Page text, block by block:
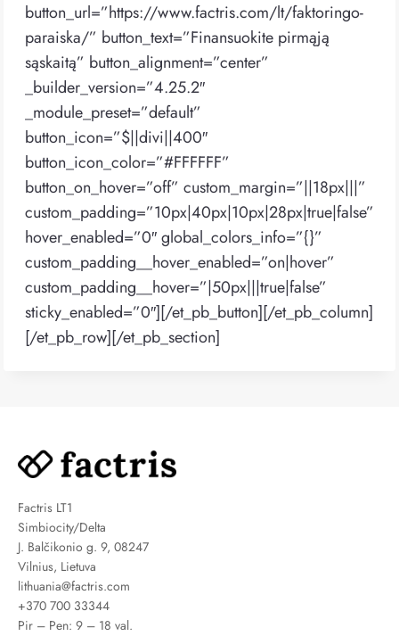
button_url=”https://www.factris.com/lt/faktoringo-
paraiska/” button_text=”Finansuokite pirmąją
sąskaitą” button_alignment=”center”
_builder_version=”4.25.2″
_module_preset=”default”
button_icon=”$||divi||400″
button_icon_color=”#FFFFFF”
button_on_hover=”off” custom_margin=”||18px|||”
custom_padding=”10px|40px|10px|28px|true|false”
hover_enabled=”0″ global_colors_info=”{}”
custom_padding__hover_enabled=”on|hover”
custom_padding__hover=”|50px|||true|false”
sticky_enabled=”0″][/et_pb_button][/et_pb_column]
[/et_pb_row][/et_pb_section]
Factris LT1
Simbiocity/Delta
J. Balčikonio g. 9, 08247
Vilnius, Lietuva
lithuania@factris.com
+370 700 33344
Pir – Pen: 9 – 18 val.